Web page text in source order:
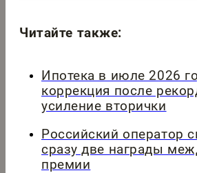
Читайте также:
Ипотека в июле 2026
коррекция после
усиление вторички
Российский оператор
сразу две награды
премии